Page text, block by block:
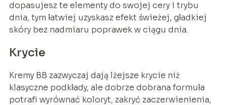
dopasujesz te elementy do swojej cery i trybu
dnia, tym łatwiej uzyskasz efekt świeżej, gładkiej
skóry bez nadmiaru poprawek w ciągu dnia.
Krycie
Kremy BB zazwyczaj dają lżejsze krycie niż
klasyczne podkłady, ale dobrze dobrana formuła
potrafi wyrównać koloryt, zakryć zaczerwienienia,